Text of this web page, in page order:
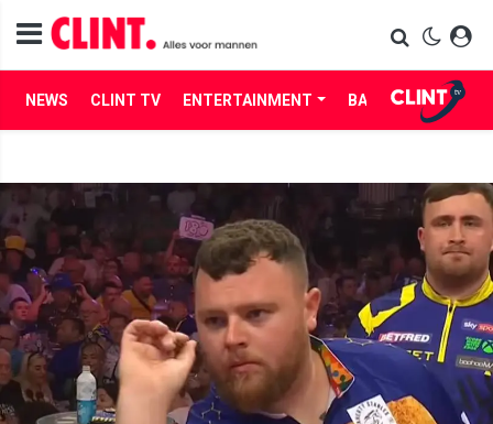
NEWS CLINT TV ENTERTAINMENT BABES LIFE